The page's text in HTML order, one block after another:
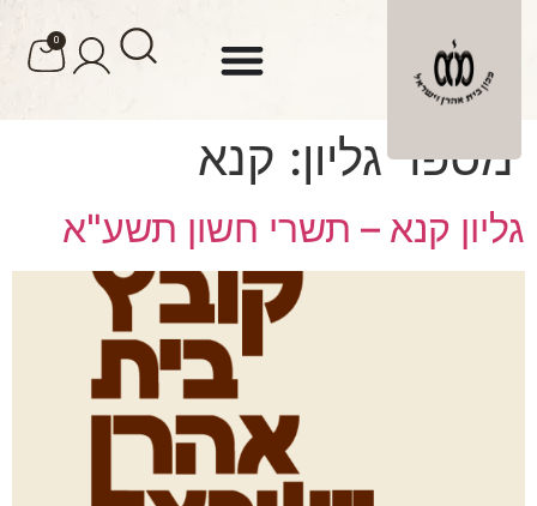
0
מספר גליון: קנא
גליון קנא – תשרי חשון תשע"א